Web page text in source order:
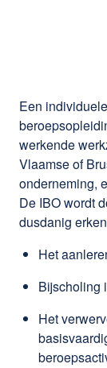
Een
werkende
Vlaamse of
onderneming,
De IBO wordt
dusdanig
Het
Bijscholing
Het